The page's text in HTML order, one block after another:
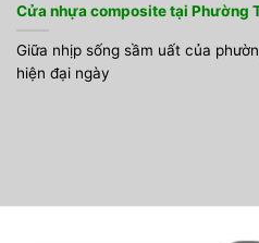
Cửa nhựa composite tại Phường
Giữa nhịp sống sầm uất của
hiện đại ngày